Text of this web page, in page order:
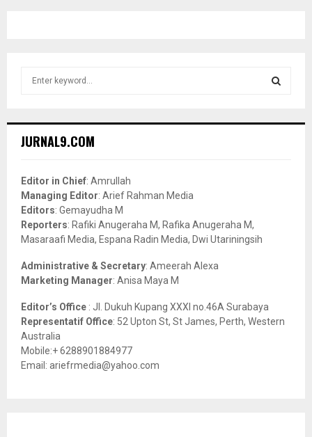
h
o
r
:
JURNAL9.COM
Editor in Chief: Amrullah
Managing Editor: Arief Rahman Media
Editors: Gemayudha M
Reporters: Rafiki Anugeraha M, Rafika Anugeraha M,
Masaraafi Media, Espana Radin Media, Dwi Utariningsih
Administrative & Secretary: Ameerah Alexa
Marketing Manager: Anisa Maya M
Editor’s Office : Jl. Dukuh Kupang XXXI no.46A Surabaya
Representatif Office: 52 Upton St, St James, Perth, Western
Australia
Mobile:+ 6288901884977
Email: ariefrmedia@yahoo.com